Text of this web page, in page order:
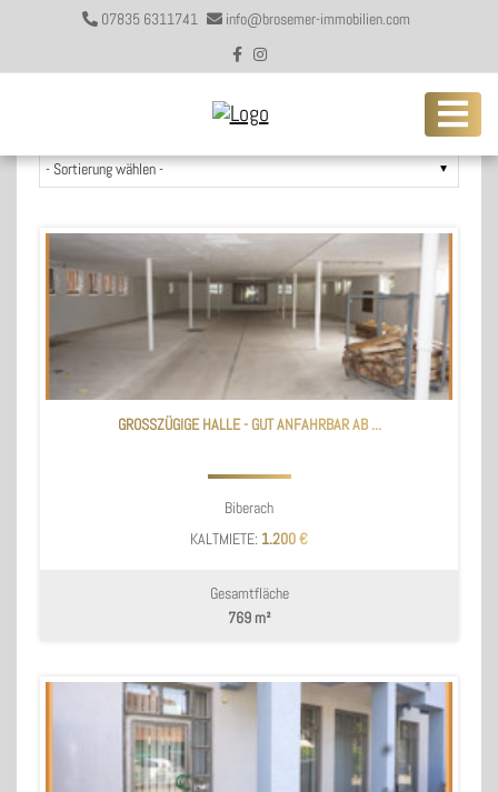
07835 6311741 info@brosemer-immobilien.com
GROSSZÜGIGE HALLE - GUT ANFAHRBAR AB ...
Biberach
KALTMIETE: 1.200 €
Gesamtfläche
769 m²